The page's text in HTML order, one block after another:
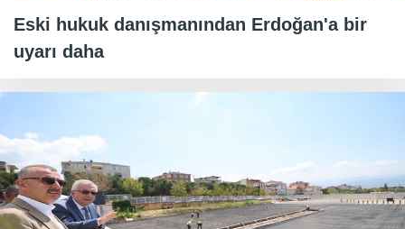
Eski hukuk danışmanından Erdoğan'a bir
uyarı daha